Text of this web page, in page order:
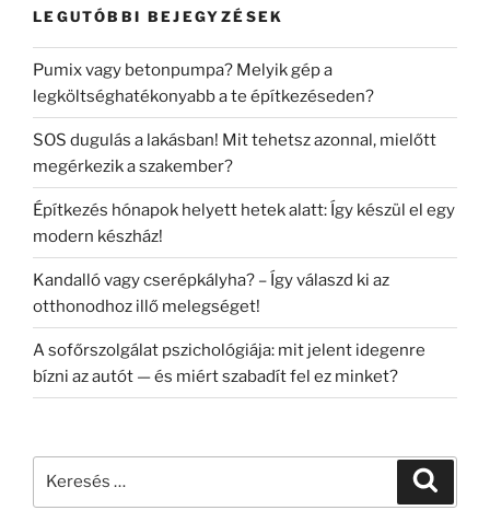
LEGUTÓBBI BEJEGYZÉSEK
Pumix vagy betonpumpa? Melyik gép a
legköltséghatékonyabb a te építkezéseden?
SOS dugulás a lakásban! Mit tehetsz azonnal, mielőtt
megérkezik a szakember?
Építkezés hónapok helyett hetek alatt: Így készül el egy
modern készház!
Kandalló vagy cserépkályha? – Így válaszd ki az
otthonodhoz illő melegséget!
A sofőrszolgálat pszichológiája: mit jelent idegenre
bízni az autót — és miért szabadít fel ez minket?